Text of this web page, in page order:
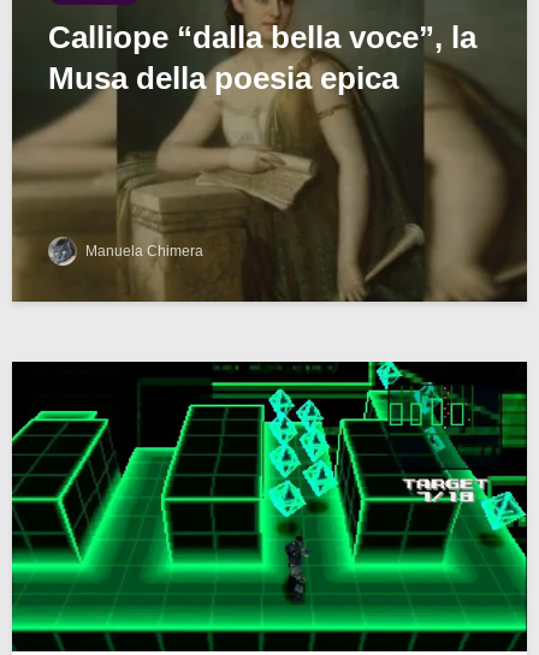
Calliope “dalla bella voce”, la
Musa della poesia epica
Manuela Chimera